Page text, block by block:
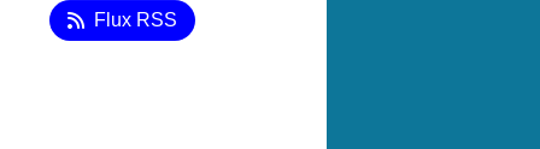
Flux RSS